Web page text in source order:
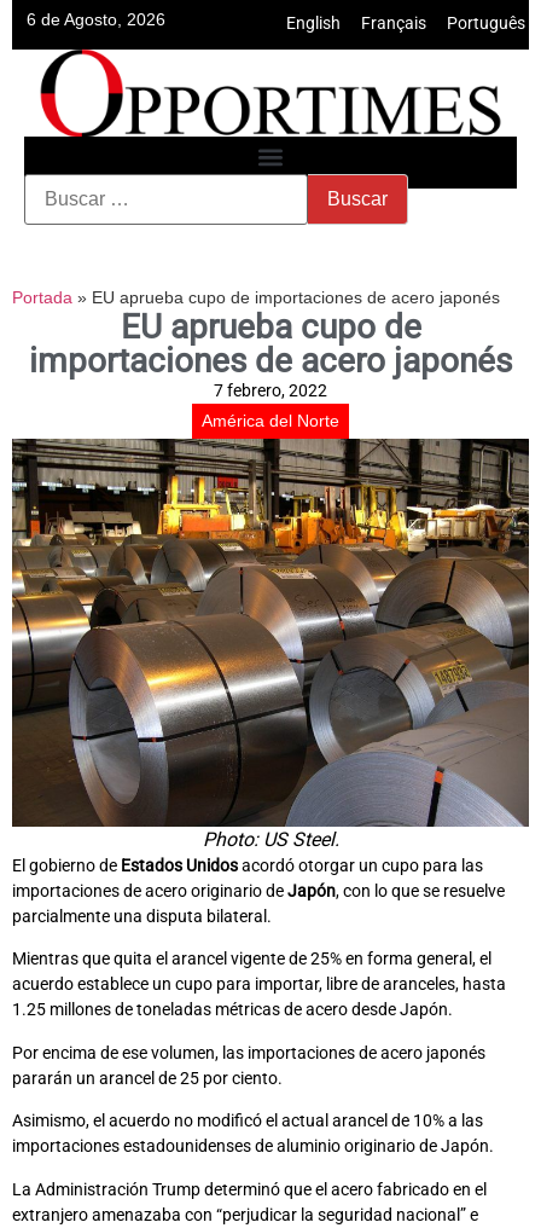
6 de Agosto, 2026 English Français Português
Portada » EU aprueba cupo de importaciones de acero japonés
EU aprueba cupo de
importaciones de acero japonés
7 febrero, 2022
América del Norte
Photo: US Steel.
El gobierno de Estados Unidosacordó otorgar un cupo para las
importaciones de acero originario deJapón, con lo que se resuelve
parcialmente una disputa bilateral.
Mientras que quita el arancel vigente de 25% en forma general, el
acuerdo establece un cupo para importar, libre de aranceles, hasta
1.25 millones de toneladas métricas de acero desde Japón.
Por encima de ese volumen, las importaciones de acero japonés
pararán un arancel de 25 por ciento.
Asimismo, el acuerdo no modificó el actual arancel de 10% a las
importaciones estadounidenses de aluminio originario de Japón.
La Administración Trump determinó que el acero fabricado en el
extranjero amenazaba con “perjudicar la seguridad nacional” e